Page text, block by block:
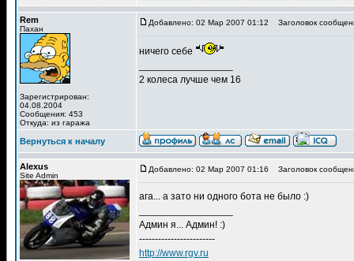
Rem
Пахан
Зарегистрирован:
04.08.2004
Сообщения: 453
Откуда: из гаража
Добавлено: 02 Мар 2007 01:12 Заголовок
ничего себе
2 колеса лучше чем 16
Вернуться к началу
Alexus
Site Admin
Добавлено: 02 Мар 2007 01:16 Заголовок
ага... а зато ни одного бота не было :)
Админ я... Админ! :)
------------------------
http://www.rgv.ru